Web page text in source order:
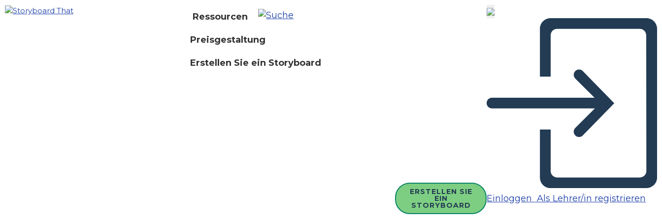
Ressourcen
Preisgestaltung
Erstellen Sie ein Storyboard
ERSTELLEN SIE
EIN
STORYBOARD
Einloggen Als Lehrer/in registrieren